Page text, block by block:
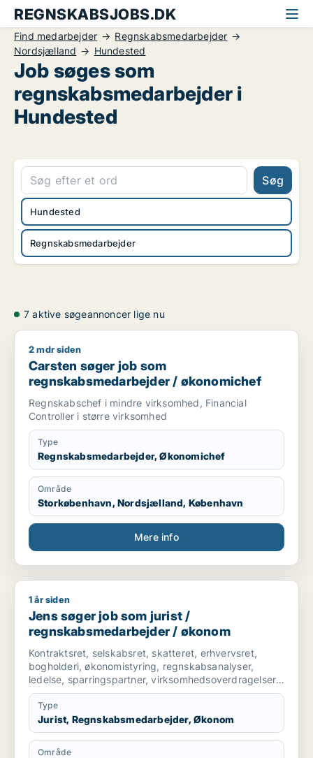
REGNSKABSJOBS.DK
Find medarbejder
Regnskabsmedarbejder
Nordsjælland
Hundested
Job søges som
regnskabsmedarbejder i
Hundested
Søg
Regnskabsmedarbejder
Hundested
7 aktive søgeannoncer lige nu
Carsten søger job som regnskabsmedarbejder /
2 mdr siden
Carsten søger job som
regnskabsmedarbejder / økonomichef
Regnskabschef i mindre virksomhed, Financial
Controller i større virksomhed
Type
Regnskabsmedarbejder, Økonomichef
Område
Storkøbenhavn, Nordsjælland, København
Mere info
Jens søger job som jurist / regnskabsmedarbejder / økonom
1 år siden
Jens søger job som jurist /
regnskabsmedarbejder / økonom
Kontraktsret, selskabsret, skatteret, erhvervsret,
bogholderi, økonomistyring, regnskabsanalyser,
ledelse, sparringspartner, virksomhedsoverdragelser,
ejendomsoverdragelser, forretningsudvikling, indkøb,
Type
Jurist, Regnskabsmedarbejder, Økonom
Område